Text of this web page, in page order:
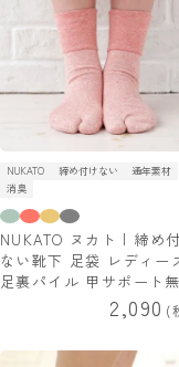
NUKATO 締め付けない
通年素材
消臭
NUKATO ヌカト | 締め
ない靴下 足袋 レディー
足裏パイル 甲サポート無
2,090